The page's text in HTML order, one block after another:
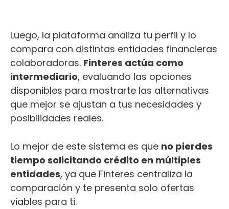
Luego, la plataforma analiza tu perfil y lo
compara con distintas entidades financieras
colaboradoras. Finteres actúa como
intermediario, evaluando las opciones
disponibles para mostrarte las alternativas
que mejor se ajustan a tus necesidades y
posibilidades reales.
Lo mejor de este sistema es que no pierdes
tiempo solicitando crédito en múltiples
entidades, ya que Finteres centraliza la
comparación y te presenta solo ofertas
viables para ti.